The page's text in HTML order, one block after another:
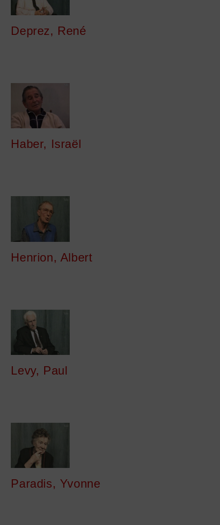
Deprez, René
Haber, Israël
Henrion, Albert
Levy, Paul
Paradis, Yvonne